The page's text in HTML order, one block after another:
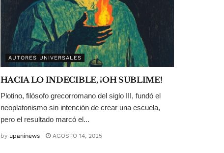
AUTORES UNIVERSALES
HACIA LO INDECIBLE, ¡OH SUBLIME!
Plotino, filósofo grecorromano del siglo III, fundó el
neoplatonismo sin intención de crear una escuela,
pero el resultado marcó el...
by upaninews AGOSTO 14, 2025